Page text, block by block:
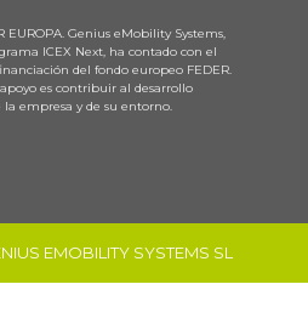
EUROPA. Genius eMobility Systems,
ICEX Next, ha contado con el
del fondo europeo FEDER.
es contribuir al desarrollo
empresa y de su entorno.
EMOBILITY SYSTEMS SL